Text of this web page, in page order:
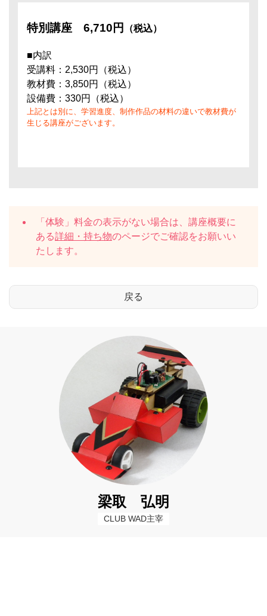
特別講座 6,710円 （税込）
■内訳
受講料：2,530円（税込）
教材費：3,850円（税込）
設備費：330円（税込）
上記とは別に、学習進度、制作作品の材料の違いで教材費が
生じる講座がございます。
「体験」料金の表示がない場合は、講座概要に
ある詳細・持ち物のページでご確認をお願いい
たします。
梁取 弘明
CLUB WAD主宰